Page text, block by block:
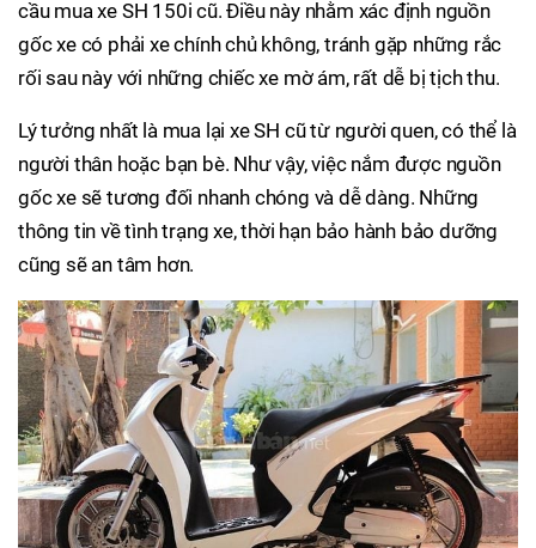
cầu mua xe SH 150i cũ. Điều này nhằm xác định nguồn
gốc xe có phải xe chính chủ không, tránh gặp những rắc
rối sau này với những chiếc xe mờ ám, rất dễ bị tịch thu.
Lý tưởng nhất là mua lại xe SH cũ từ người quen, có thể là
người thân hoặc bạn bè. Như vậy, việc nắm được nguồn
gốc xe sẽ tương đối nhanh chóng và dễ dàng. Những
thông tin về tình trạng xe, thời hạn bảo hành bảo dưỡng
cũng sẽ an tâm hơn.